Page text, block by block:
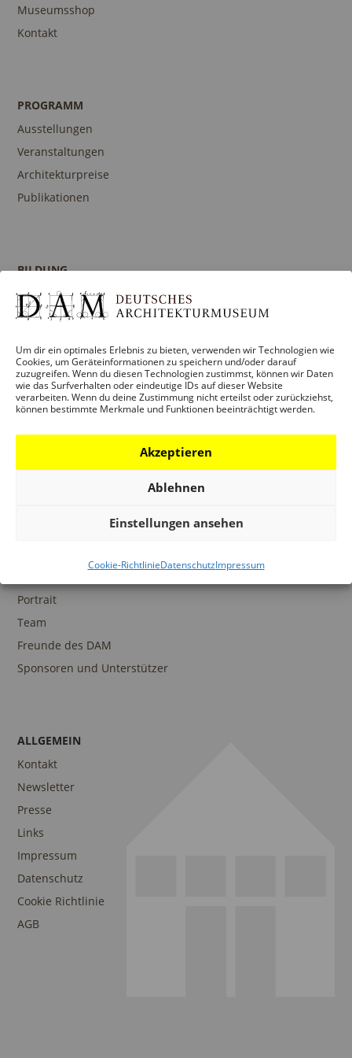
Um dir ein optimales Erlebnis zu bieten, verwenden wir Technologien wie
Cookies, um Geräteinformationen zu speichern und/oder darauf
zuzugreifen. Wenn du diesen Technologien zustimmst, können wir Daten
wie das Surfverhalten oder eindeutige IDs auf dieser Website
verarbeiten. Wenn du deine Zustimmung nicht erteilst oder zurückziehst,
können bestimmte Merkmale und Funktionen beeinträchtigt werden.
Akzeptieren
Ablehnen
Einstellungen ansehen
Cookie-RichtlinieDatenschutzImpressum
Museumsshop
Kontakt
PROGRAMM
Ausstellungen
Veranstaltungen
Architekturpreise
Publikationen
BILDUNG
Programm
Führungen und Touren
Ansprechpartner
SAMMLUNGEN
Portrait
Team
Freunde des DAM
Sponsoren und Unterstützer
ALLGEMEIN
Kontakt
Newsletter
Presse
Links
Impressum
Datenschutz
Cookie Richtlinie
AGB